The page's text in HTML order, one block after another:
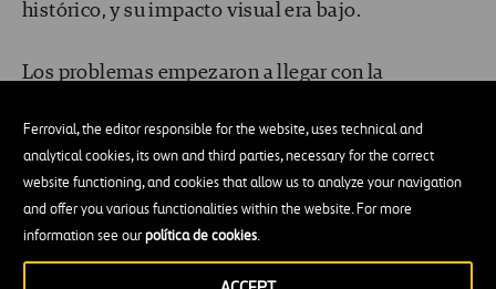
Ferrovial, the editor responsible for the website, uses technical and
analytical cookies, its own and third parties, necessary for the correct
website functioning, and cookies that allow us to analyze your navigation
and offer you various functionalities within the website. For more
information see ourpolítica de cookies.
histórico, y su impacto visual era bajo.
Los problemas empezaron a llegar con la
velocidad, la antena tenía que estar mucho más
cerca de los teléfonos móviles. Eso hizo que las